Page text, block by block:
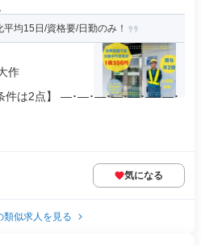
均15日/資格要/日勤のみ！
作
条件は2点】 ―･―･―･―･―･―･―･
気になる
類似求人を見る